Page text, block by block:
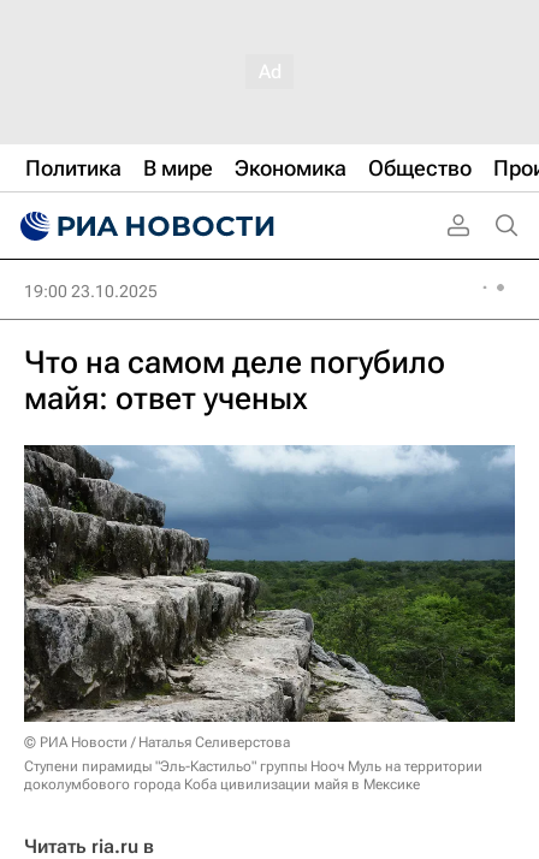
Политика В мире Экономика Общество
19:00 23.10.2025
Что на самом деле погубило
майя: ответ ученых
© РИА Новости / Наталья Селиверстова
Ступени пирамиды "Эль-Кастильо" группы Нооч Муль на территории
доколумбового города Коба цивилизации майя в Мексике
Читать ria.ru в